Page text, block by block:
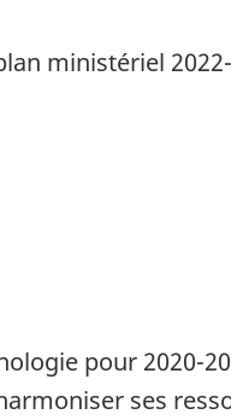
ministériel
pour 2020-
ses